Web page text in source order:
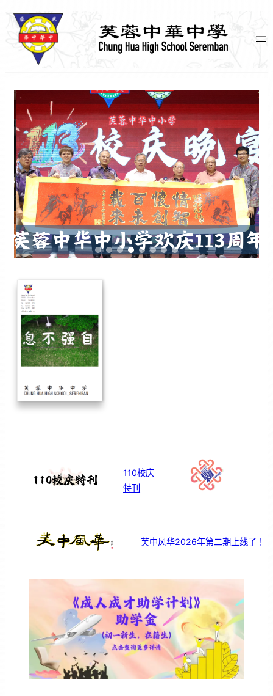
110校庆
特刊
芙中风华2026年第二期上线了！